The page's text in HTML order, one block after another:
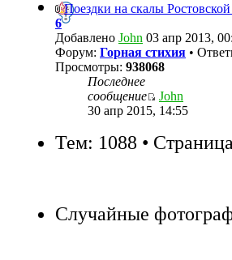
Поездки на скалы
6
Добавлено John 03 апр 2013,
Форум: Горная стихия •
Просмотры: 938068
Последнее
сообщение
John
30 апр 2015, 14:55
Тем: 1088 •
Случайные